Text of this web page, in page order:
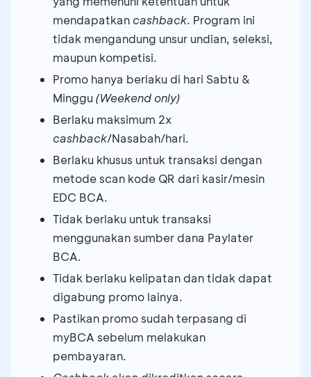
mendapatkan cashback. Program ini
tidak mengandung unsur undian, seleksi,
maupun kompetisi.
Promo hanya berlaku di hari Sabtu &
Minggu (Weekend only)
Berlaku maksimum 2x
cashback/Nasabah/hari.
Berlaku khusus untuk transaksi dengan
metode scan kode QR dari kasir/mesin
EDC BCA.
Tidak berlaku untuk transaksi
menggunakan sumber dana Paylater
BCA.
Tidak berlaku kelipatan dan tidak dapat
digabung promo lainya.
Pastikan promo sudah terpasang di
myBCA sebelum melakukan
pembayaran.